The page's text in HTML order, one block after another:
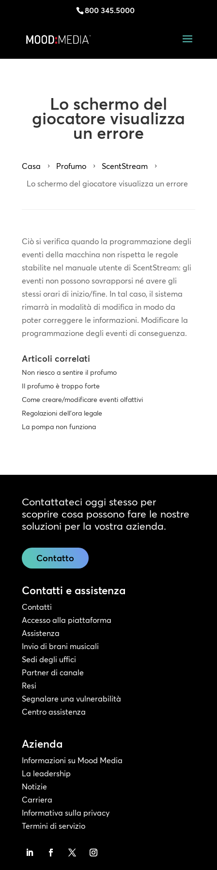
800 345.5000
Lo schermo del
giocatore visualizza
un errore
Casa 5 Profumo 5 ScentStream 5
Lo schermo del giocatore visualizza un errore
Ciò si verifica quando la programmazione degli
eventi della macchina non rispetta le regole
stabilite nel manuale utente di ScentStream: gli
eventi non possono sovrapporsi né avere gli
stessi orari di inizio/fine. In tal caso, il sistema
rimarrà in modalità di modifica in modo da
poter correggere le informazioni. Modificare la
programmazione degli eventi di conseguenza.
Articoli correlati
Non riesco a sentire il profumo
Il profumo è troppo forte
Come creare/modificare eventi olfattivi
Regolazioni dell'ora legale
La pompa non funziona
Contattateci oggi stesso per
scoprire cosa possono fare le nostre
soluzioni per la vostra azienda.
Contatto
Contatti e assistenza
Contatti
Accesso alla piattaforma
Assistenza
Invio di brani musicali
Sedi degli uffici
Partner di canale
Resi
Segnalare una vulnerabilità
Centro assistenza
Azienda
Informazioni su Mood Media
La leadership
Notizie
Carriera
Informativa sulla privacy
Termini di servizio